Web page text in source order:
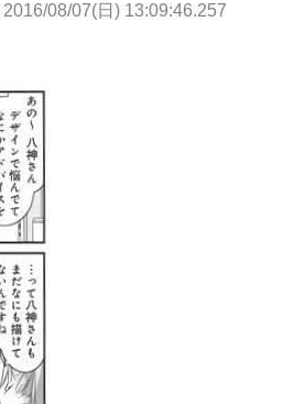
2016/08/07(日) 13:09:46.257